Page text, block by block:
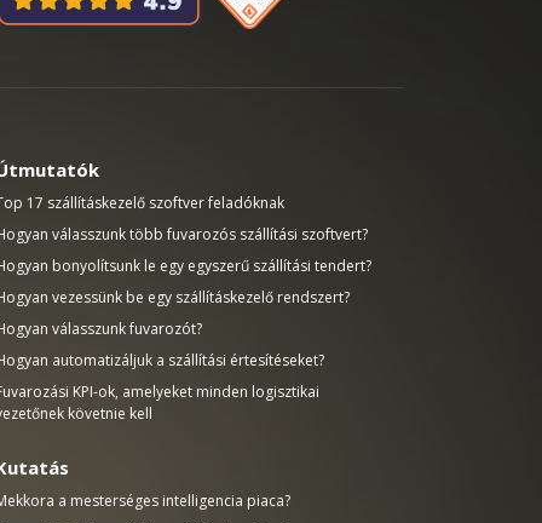
17 szállításkezelő szoftver feladóknak
válasszunk több fuvarozós szállítási szoftvert?
bonyolítsunk le egy egyszerű szállítási tendert?
vezessünk be egy szállításkezelő rendszert?
válasszunk fuvarozót?
automatizáljuk a szállítási értesítéseket?
KPI-ok, amelyeket minden logisztikai
követnie kell
a mesterséges intelligencia piaca?